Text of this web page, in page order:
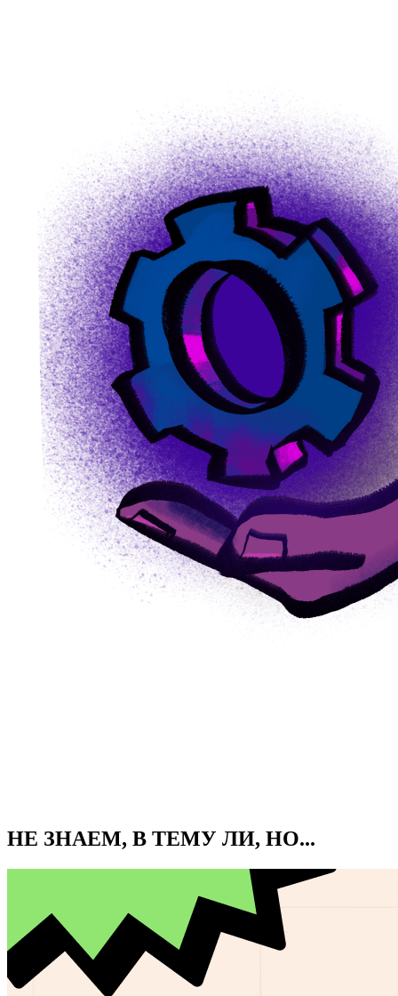
НЕ ЗНАЕМ, В ТЕМУ ЛИ, НО...